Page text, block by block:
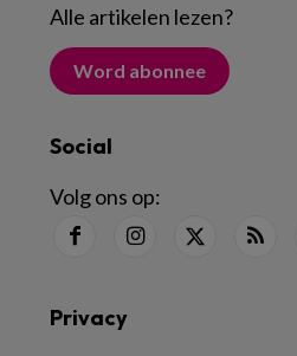
Alle artikelen lezen?
Word abonnee
Social
Volg ons op:
Privacy